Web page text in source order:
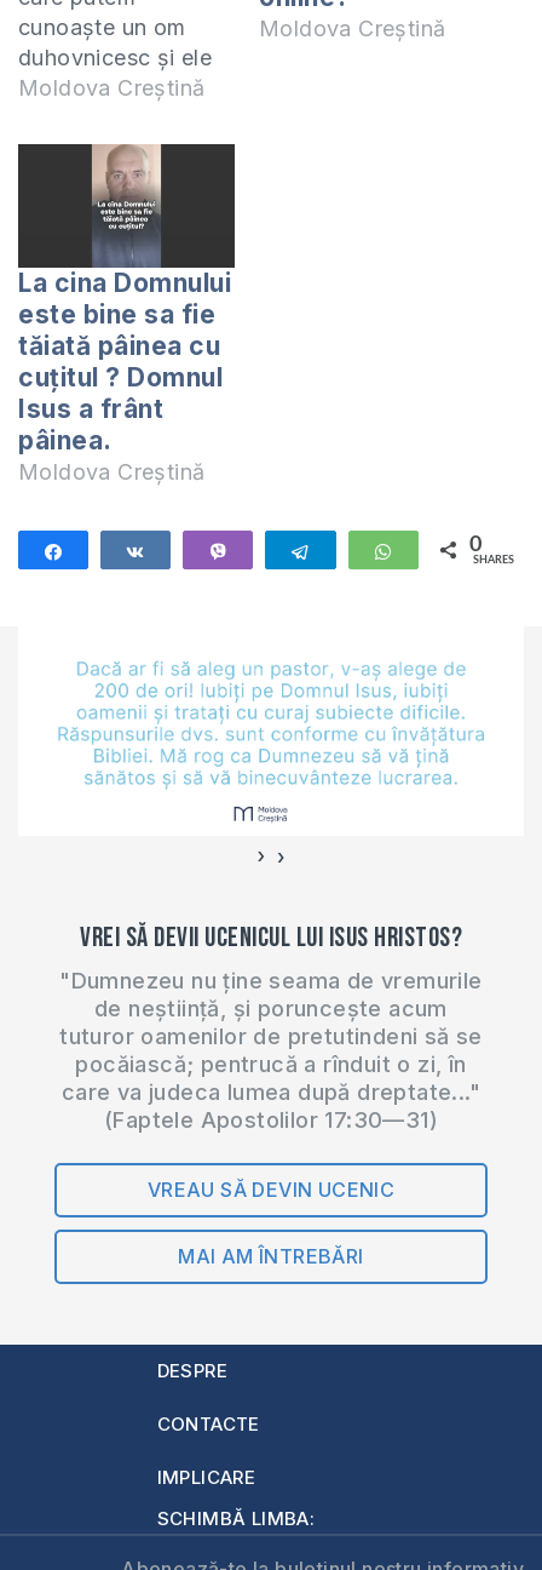
cunoaște un om
duhovnicesc și ele
sunt următoarele: -
de rugăciune -
cercetează
Scripturile - caută
legătura frățească,
ca să împlinească
nevoile celorlalți -
participă la
frângerea pâinii - se
cercetează personal
continuu. Doritorii
să treacă sesiunea 2
de pregătire…
Moldova Creștină
Moldova Creștină
La cina Domnului
este bine sa fie
tăiată pâinea cu
cuțitul ? Domnul
Isus a frânt
pâinea.
Moldova Creștină
Telegram WhatsApp
0
SHARES
‹ ›
Vrei să devii ucenicul lui Isus Hristos?
"Dumnezeu nu ține seama de vremurile
de neștiință, și poruncește acum
tuturor oamenilor de pretutindeni să se
pocăiască; pentrucă a rînduit o zi, în
care va judeca lumea după dreptate..."
(Faptele Apostolilor 17:30—31)
VREAU SĂ DEVIN UCENIC
MAI AM ÎNTREBĂRI
DESPRE
CONTACTE
IMPLICARE
SCHIMBĂ LIMBA: